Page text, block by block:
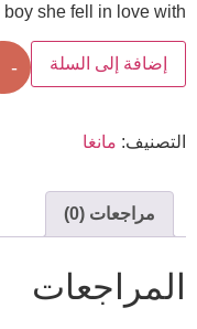
the same boy she fell
- السلة